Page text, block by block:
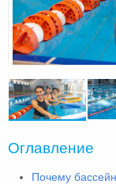
Оглавление
Почему